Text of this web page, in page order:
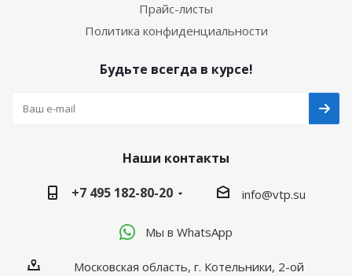
Прайс-листы
Политика конфиденциальности
Будьте всегда в курсе!
Наши контакты
+7 495 182-80-20
info@vtp.su
Мы в WhatsApp
Московская область, г. Котельники, 2-ой